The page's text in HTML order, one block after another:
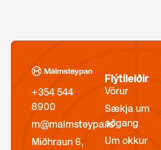
+354 544
8900
m@malmsteypa.is
Miðhraun 6,
Flýtileiðir
Vörur
Sækja um
aðgang
Um okkur